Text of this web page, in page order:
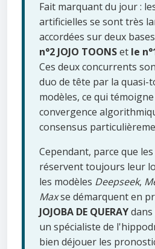
Fait marquant du jour :
artificielles se sont très
accordées sur deux
n°2 JOJO TOONSet le
Ces deux concurrents
duo de tête par la quasi-
modèles, ce qui
convergence
consensus
Cependant, parce que
réservent toujours leur
les modèles Deepseek,
Maxse démarquent en
JOJOBA DE QUERAY
un spécialiste de
bien déjouer les